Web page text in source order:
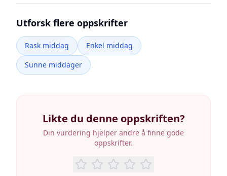
Utforsk flere oppskrifter
Rask middag
Enkel middag
Sunne middager
Likte du denne oppskriften?
Din vurdering hjelper andre å finne gode
oppskrifter.